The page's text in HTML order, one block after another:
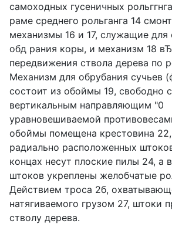
самоходных гусеничных
раме среднего рольганга 14
механизмы 16 и 17, служащие для
обд рания коры, и механизм 18
передвижения ствола дерева по
Механизм для обрубания сучьев
состоит из обоймы 19, свободно
вертикальным направляющим "0
уравновешиваемой
обоймы помещена крестовина
радиально расположенных
концах несут плоские пилы 24, а
штоков укреплены желобчатые
Действием троса 2б,
натягиваемого грузом 27, штоки
стволу дерева.